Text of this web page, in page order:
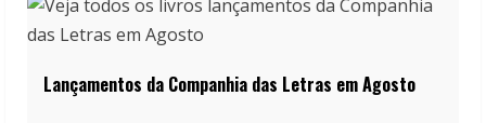
Lançamentos da Companhia das Letras em Agosto